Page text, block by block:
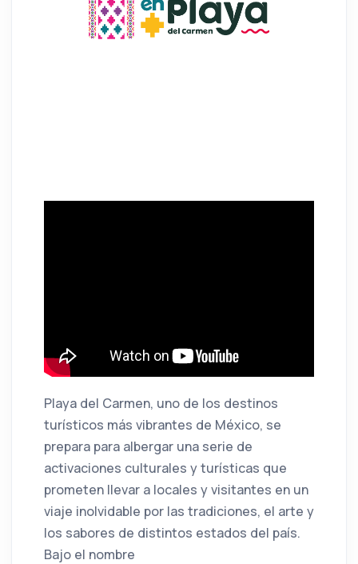
Playa del Carmen, uno de los destinos
turísticos más vibrantes de México, se
prepara para albergar una serie de
activaciones culturales y turísticas que
prometen llevar a locales y visitantes en un
viaje inolvidable por las tradiciones, el arte y
los sabores de distintos estados del país.
Bajo el nombre